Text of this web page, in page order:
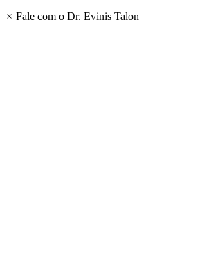
× Fale com o Dr. Evinis Talon